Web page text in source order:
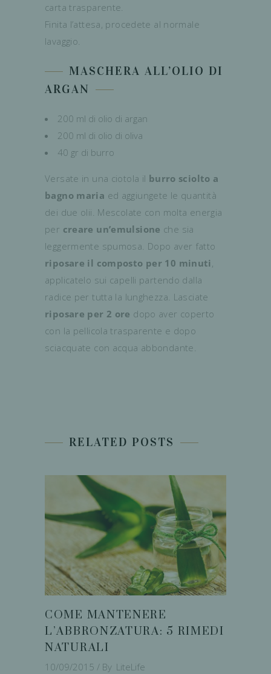
carta trasparente.
Finita l’attesa, procedete al normale
lavaggio.
MASCHERA ALL’OLIO DI
ARGAN
200 ml di olio di argan
200 ml di olio di oliva
40 gr di burro
Versate in una ciotola il burro sciolto a
bagno maria ed aggiungete le quantità
dei due olii. Mescolate con molta energia
per creare un’emulsione che sia
leggermente spumosa. Dopo aver fatto
riposare il composto per 10 minuti
applicatelo sui capelli partendo dalla
radice per tutta la lunghezza. Lasciate
riposare per 2 ore dopo aver coperto
con la pellicola trasparente e dopo
sciacquate con acqua abbondante.
RELATED POSTS
COME MANTENERE
L’ABBRONZATURA: 5 RIMEDI
NATURALI
10/09/2015 By LiteLife